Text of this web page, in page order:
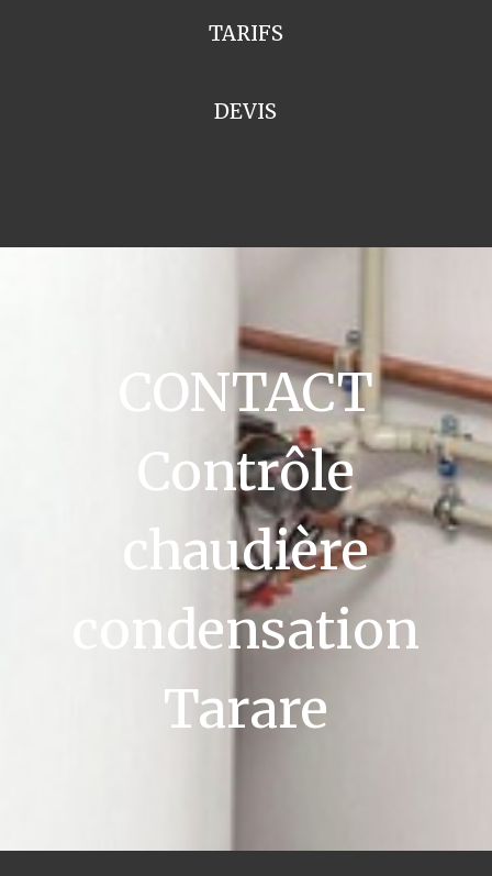
TARIFS
DEVIS
CONTACT
Contrôle
chaudière
condensation
Tarare